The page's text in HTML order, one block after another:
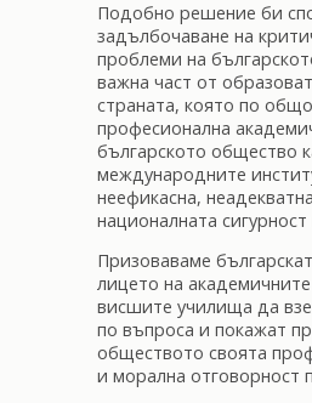
Подобно решение би
задълбочаване на
проблеми на
важна част от
страната, която по
професионална
българското общество
международните
неефикасна,
националната сигурност
Призоваваме
лицето на
висшите училища да
по въпроса и покажат
обществото своята
и морална отговорност